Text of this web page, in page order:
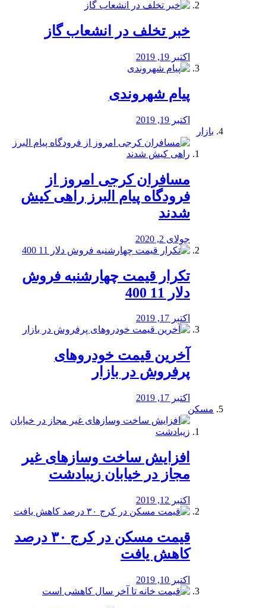
خبر تخلف در انشعاب گاز
اکتبر 19, 2019
پیام شهروندی
اکتبر 19, 2019
بازار
مسافران کرجی امروز از
فرودگاه پیام البرز راهی کیش
شدند
جولای 2, 2020
تکرار قیمت چهارشنبه فروش
دلار 11 400
اکتبر 17, 2019
آخرین قیمت خودرو‌های
پرفروش در بازار
اکتبر 17, 2019
مسکن
افزایش ساخت وسازهای غیر
مجاز در خیابان زیبادشت
اکتبر 12, 2019
️قیمت مسکن در کرج ۳۰ درصد
کاهش یافت
اکتبر 10, 2019